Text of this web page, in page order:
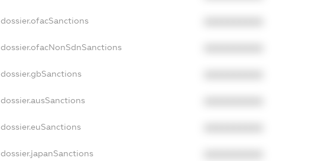
dossier.ofacSanctions
dossier.ofacNonSdnSanctions
dossier.gbSanctions
dossier.ausSanctions
dossier.euSanctions
dossier.japanSanctions